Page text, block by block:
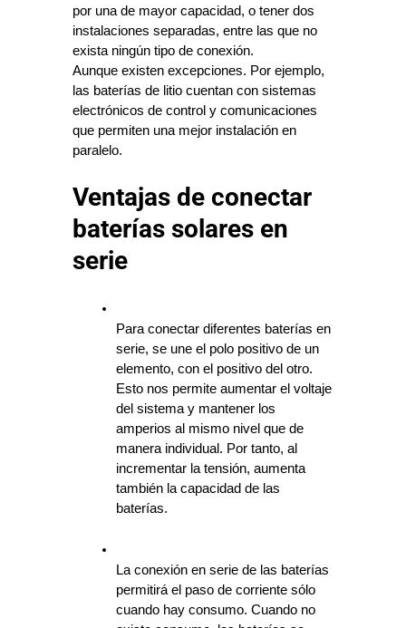
por una de mayor capacidad, o tener dos
instalaciones separadas, entre las que no
exista ningún tipo de conexión.
Aunque existen excepciones. Por ejemplo,
las baterías de litio cuentan con sistemas
electrónicos de control y comunicaciones
que permiten una mejor instalación en
paralelo.
Ventajas de conectar
baterías solares en
serie
Para conectar diferentes baterías en
serie, se une el polo positivo de un
elemento, con el positivo del otro.
Esto nos permite aumentar el voltaje
del sistema y mantener los
amperios al mismo nivel que de
manera individual. Por tanto, al
incrementar la tensión, aumenta
también la capacidad de las
baterías.
La conexión en serie de las baterías
permitirá el paso de corriente sólo
cuando hay consumo. Cuando no